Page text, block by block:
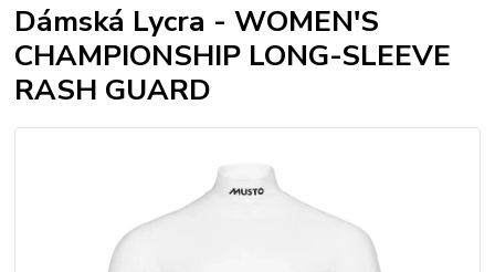
Dámská Lycra - WOMEN'S
CHAMPIONSHIP LONG-SLEEVE
RASH GUARD